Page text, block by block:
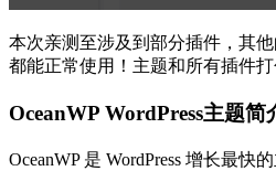
本次亲测至涉及到部分插件，其
都能正常使用！主题和所有插件打
OceanWP WordPress主题简
OceanWP 是 WordPress 增长最快